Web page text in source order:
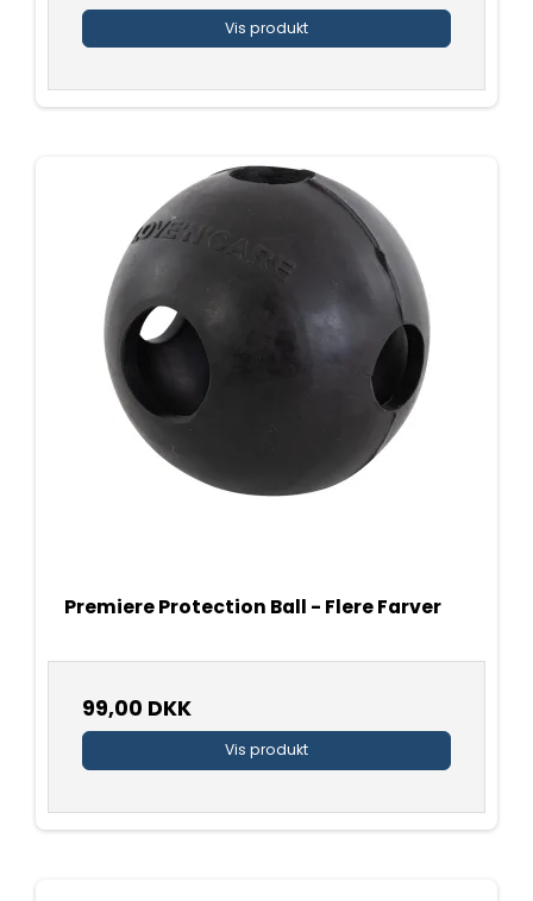
Vis produkt
Premiere Protection Ball - Flere Farver
99,00 DKK
Vis produkt